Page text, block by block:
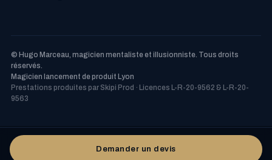
Demander un devis
© Hugo Marceau, magicien mentaliste et illusionniste. Tous droits
réservés.
Magicien lancement de produit Lyon
Prestations produites par Skipi Prod · Licences L-R-20-9562 & L-R-20-
9563